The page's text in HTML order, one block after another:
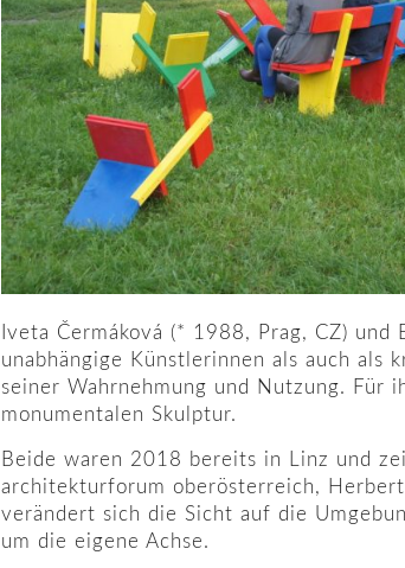
Iveta Čermáková (* 1988, Prag, CZ)
unabhängige Künstlerinnen als auch als
seiner Wahrnehmung und Nutzung. Für
monumentalen Skulptur.
Beide waren 2018 bereits in Linz und
architekturforum oberösterreich,
verändert sich die Sicht auf die
um die eigene Achse.